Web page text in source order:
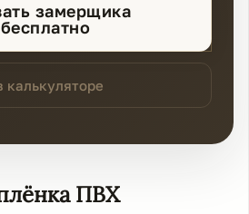
замерщика
бесплатно
калькуляторе
ПВХ